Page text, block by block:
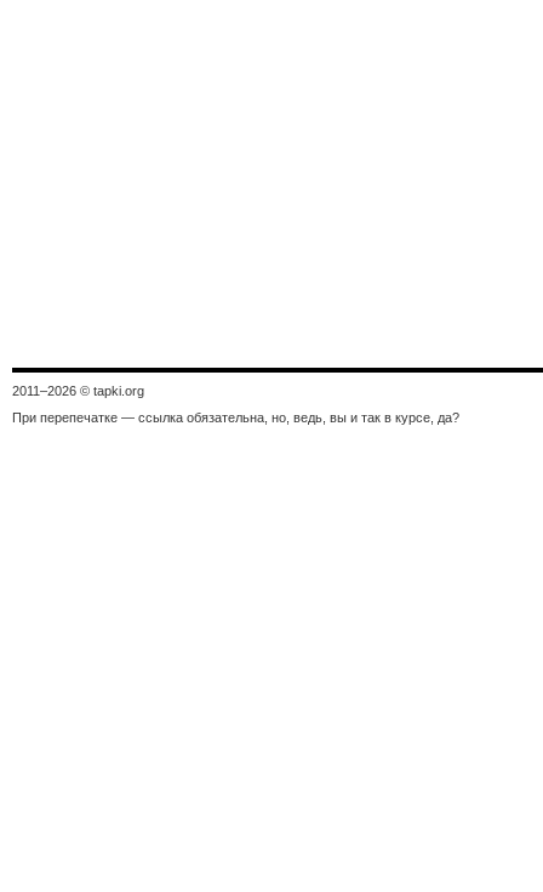
2011–2026 © tapki.org
При перепечатке — ссылка обязательна, но, ведь, вы и так в курсе, да?